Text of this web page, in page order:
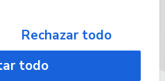
Rechazar todo
todo